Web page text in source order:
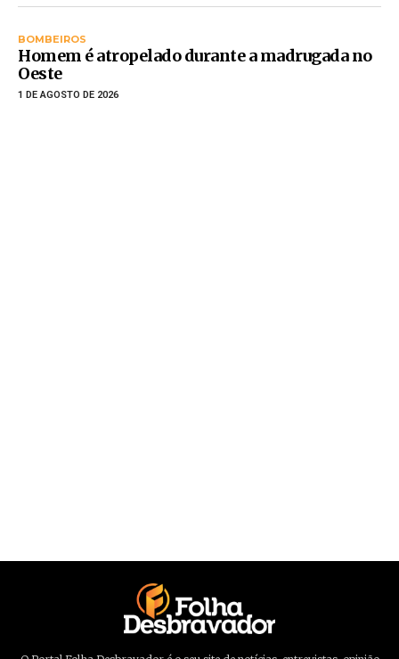
BOMBEIROS
Homem é atropelado durante a madrugada no
Oeste
1 DE AGOSTO DE 2026